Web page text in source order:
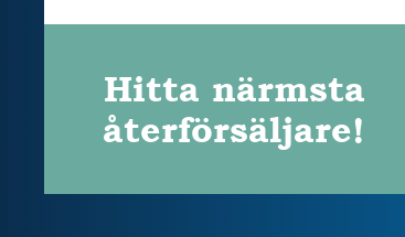
Hitta närmsta
återförsäljare!